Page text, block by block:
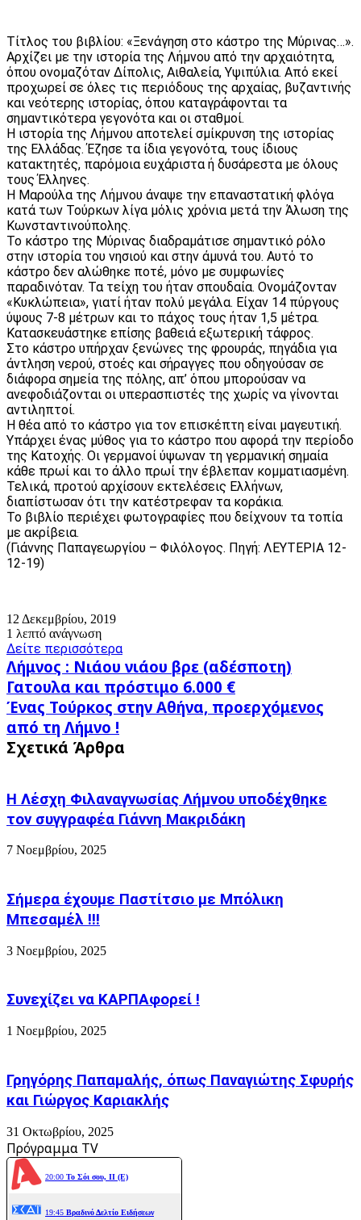
Τίτλος του βιβλίου: «Ξενάγηση στο κάστρο της Μύρινας…».
Αρχίζει με την ιστορία της Λήμνου από την αρχαιότητα,
όπου ονομαζόταν Δίπολις, Αιθαλεία, Υψιπύλια. Από εκεί
προχωρεί σε όλες τις περιόδους της αρχαίας, βυζαντινής
και νεότερης ιστορίας, όπου καταγράφονται τα
σημαντικότερα γεγονότα και οι σταθμοί.
Η ιστορία της Λήμνου αποτελεί σμίκρυνση της ιστορίας
της Ελλάδας. Έζησε τα ίδια γεγονότα, τους ίδιους
κατακτητές, παρόμοια ευχάριστα ή δυσάρεστα με όλους
τους Έλληνες.
Η Μαρούλα της Λήμνου άναψε την επαναστατική φλόγα
κατά των Τούρκων λίγα μόλις χρόνια μετά την Άλωση της
Κωνσταντινούπολης.
Το κάστρο της Μύρινας διαδραμάτισε σημαντικό ρόλο
στην ιστορία του νησιού και στην άμυνά του. Αυτό το
κάστρο δεν αλώθηκε ποτέ, μόνο με συμφωνίες
παραδινόταν. Τα τείχη του ήταν σπουδαία. Ονομάζονταν
«Κυκλώπεια», γιατί ήταν πολύ μεγάλα. Είχαν 14 πύργους
ύψους 7-8 μέτρων και το πάχος τους ήταν 1,5 μέτρα.
Κατασκευάστηκε επίσης βαθειά εξωτερική τάφρος.
Στο κάστρο υπήρχαν ξενώνες της φρουράς, πηγάδια για
άντληση νερού, στοές και σήραγγες που οδηγούσαν σε
διάφορα σημεία της πόλης, απ’ όπου μπορούσαν να
ανεφοδιάζονται οι υπερασπιστές της χωρίς να γίνονται
αντιληπτοί.
Η θέα από το κάστρο για τον επισκέπτη είναι μαγευτική.
Υπάρχει ένας μύθος για το κάστρο που αφορά την περίοδο
της Κατοχής. Οι γερμανοί ύψωναν τη γερμανική σημαία
κάθε πρωί και το άλλο πρωί την έβλεπαν κομματιασμένη.
Τελικά, προτού αρχίσουν εκτελέσεις Ελλήνων,
διαπίστωσαν ότι την κατέστρεφαν τα κοράκια.
Το βιβλίο περιέχει φωτογραφίες που δείχνουν τα τοπία
με ακρίβεια.
(Γιάννης Παπαγεωργίου – Φιλόλογος. Πηγή: ΛΕΥΤΕΡΙΑ 12-
12-19)
12 Δεκεμβρίου, 2019
1 λεπτό ανάγνωση
Δείτε περισσότερα
Λήμνος
:
Νιάου
νιάου
βρε
(αδέσποτη)
Γατουλα
6.000
€
Λήμνος : Νιάου νιάου βρε (αδέσποτη)
Γατουλα και πρόστιμο 6.000 €
Ένας
Τούρκος
στην
Αθήνα,
τη
Λήμνο
!
Ένας Τούρκος στην Αθήνα, προερχόμενος
από τη Λήμνο !
Σχετικά Άρθρα
Η Λέσχη Φιλαναγνωσίας Λήμνου υποδέχθηκε
τον συγγραφέα Γιάννη Μακριδάκη
7 Νοεμβρίου, 2025
Σήμερα έχουμε Παστίτσιο με Μπόλικη
Μπεσαμέλ !!!
3 Νοεμβρίου, 2025
Συνεχίζει να ΚΑΡΠΑφορεί !
1 Νοεμβρίου, 2025
Γρηγόρης Παπαμαλής, όπως Παναγιώτης Σφυρής
και Γιώργος Καριακλής
31 Οκτωβρίου, 2025
Πρόγραμμα TV